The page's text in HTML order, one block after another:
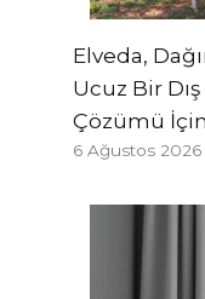
Elveda,
Ucuz Bir
Çözümü
6 Ağustos 2026